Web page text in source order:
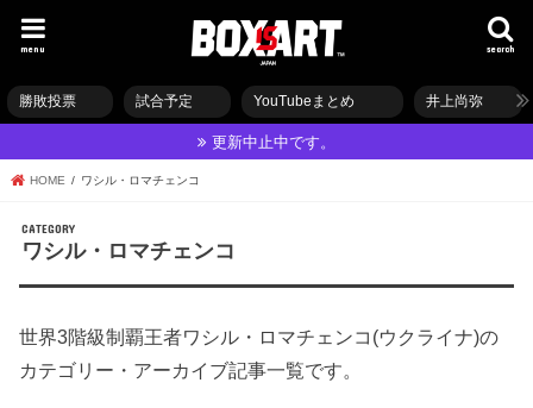
search
menu
勝敗投票 試合予定 YouTubeまとめ 井上尚弥
更新中止中です。
HOME ワシル・ロマチェンコ
ワシル・ロマチェンコ
世界3階級制覇王者ワシル・ロマチェンコ(ウクライナ)の
カテゴリー・アーカイブ記事一覧です。